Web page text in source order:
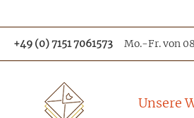
+49 (0) 7151 7061573 Mo.-Fr. von
Unsere